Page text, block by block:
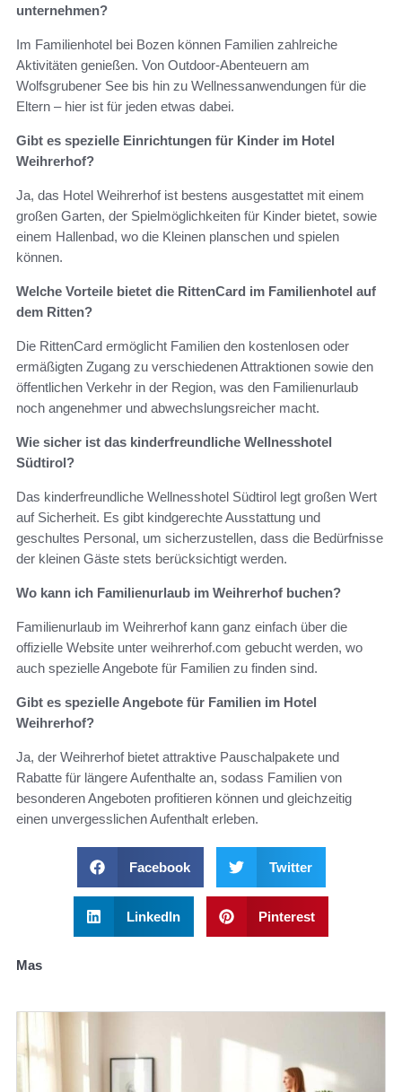
unternehmen?
Im Familienhotel bei Bozen können Familien zahlreiche
Aktivitäten genießen. Von Outdoor-Abenteuern am
Wolfsgrubener See bis hin zu Wellnessanwendungen für die
Eltern – hier ist für jeden etwas dabei.
Gibt es spezielle Einrichtungen für Kinder im Hotel
Weihrerhof?
Ja, das Hotel Weihrerhof ist bestens ausgestattet mit einem
großen Garten, der Spielmöglichkeiten für Kinder bietet, sowie
einem Hallenbad, wo die Kleinen planschen und spielen
können.
Welche Vorteile bietet die RittenCard im Familienhotel auf
dem Ritten?
Die RittenCard ermöglicht Familien den kostenlosen oder
ermäßigten Zugang zu verschiedenen Attraktionen sowie den
öffentlichen Verkehr in der Region, was den Familienurlaub
noch angenehmer und abwechslungsreicher macht.
Wie sicher ist das kinderfreundliche Wellnesshotel
Südtirol?
Das kinderfreundliche Wellnesshotel Südtirol legt großen Wert
auf Sicherheit. Es gibt kindgerechte Ausstattung und
geschultes Personal, um sicherzustellen, dass die Bedürfnisse
der kleinen Gäste stets berücksichtigt werden.
Wo kann ich Familienurlaub im Weihrerhof buchen?
Familienurlaub im Weihrerhof kann ganz einfach über die
offizielle Website unter weihrerhof.com gebucht werden, wo
auch spezielle Angebote für Familien zu finden sind.
Gibt es spezielle Angebote für Familien im Hotel
Weihrerhof?
Ja, der Weihrerhof bietet attraktive Pauschalpakete und
Rabatte für längere Aufenthalte an, sodass Familien von
besonderen Angeboten profitieren können und gleichzeitig
einen unvergesslichen Aufenthalt erleben.
Facebook Twitter
LinkedIn Pinterest
Mas